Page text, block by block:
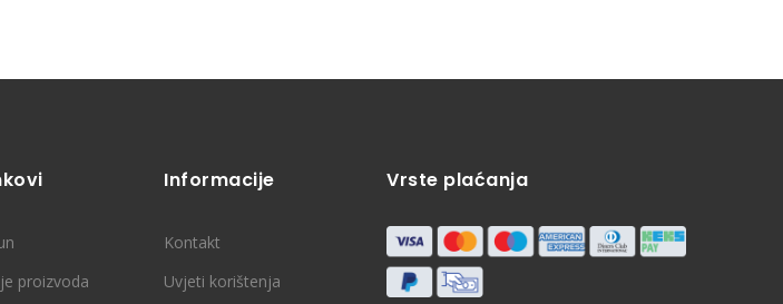
proizvoda
Informacije
Kontakt
Uvjeti korištenja
Vrste plaćanja